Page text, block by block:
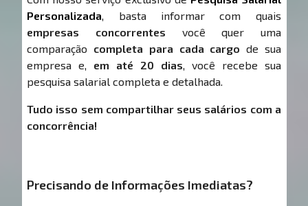
Personalizada, basta informar com quais
empresas concorrentes você quer uma
comparação completa para cada cargo de sua
empresa e, em até 20 dias, você recebe sua
pesquisa salarial completa e detalhada.
Tudo isso sem compartilhar seus salários com a
concorrência!
Precisando de Informações Imediatas?